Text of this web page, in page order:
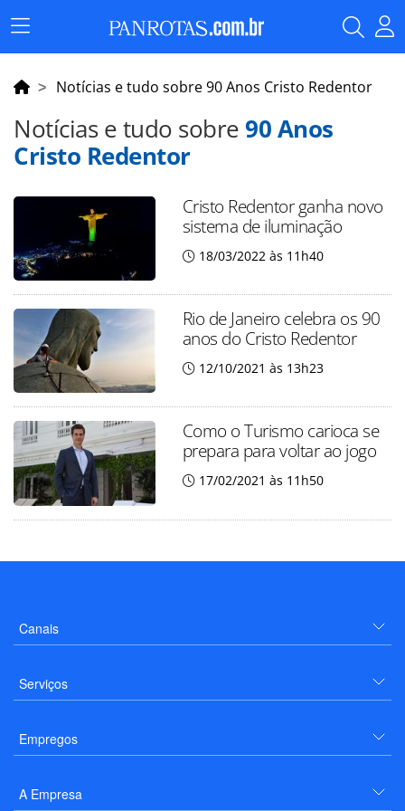
Menu
Principal
Notícias e tudo sobre 90 Anos Cristo Redentor
Notícias e tudo sobre90 Anos
Cristo Redentor
Cristo Redentor ganha novo
sistema de iluminação
18/03/2022 às 11h40
Rio de Janeiro celebra os 90
anos do Cristo Redentor
12/10/2021 às 13h23
Como o Turismo carioca se
prepara para voltar ao jogo
17/02/2021 às 11h50
Canais
Serviços
Empregos
A Empresa